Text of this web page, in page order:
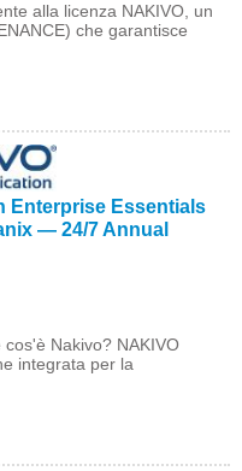
alla licenza NAKIVO, un
che garantisce
Enterprise Essentials
— 24/7 Annual
Nakivo? NAKIVO
integrata per la